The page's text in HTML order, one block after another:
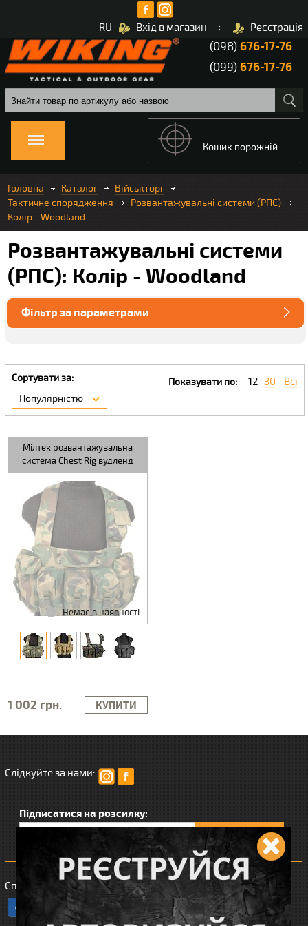
Вхід в магазин Реєстрація
RU
(098)676-17-76
(099)676-17-76
Кошик порожній
Головна Каталог
Військторг
Тактичне спорядження
Розвантажувальні системи (РПС)
Колір - Woodland
Розвантажувальні системи
(РПС): Колір - Woodland
Фільтр за параметрами
Сортувати за:
Популярністю
Показувати по: 12 30 Всі
Мілтек розвантажувальна
система Chest Rig вудленд
Немає в наявності
1 002 грн. КУПИТИ
Слідкуйте за нами:
Підписатися на розсилку:
Сподобався наш інтернет магазин?